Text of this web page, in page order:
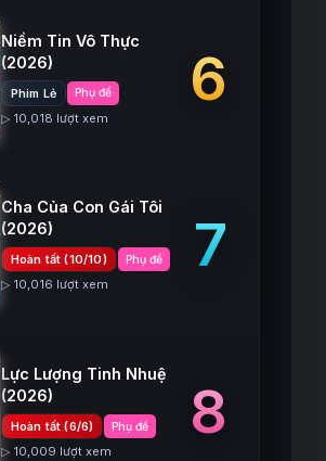
Niềm Tin Vô Thực
(2026)
Phim Lẻ Phụ đề
▷ 10,018 lượt xem
6
Cha Của Con Gái Tôi
(2026)
Hoàn tất (10/10) Phụ đề
▷ 10,016 lượt xem
7
Lực Lượng Tinh Nhuệ
(2026)
Hoàn tất (6/6) Phụ đề
▷ 10,009 lượt xem
8